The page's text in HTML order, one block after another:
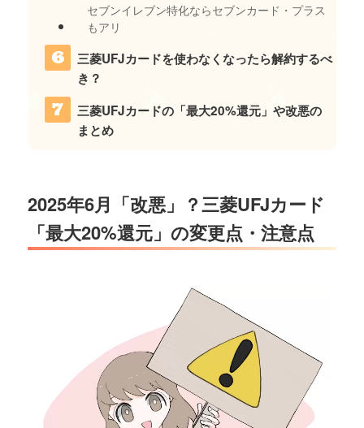
セブンイレブン特化ならセブンカード・プラス
もアリ
三菱UFJカードを使わなくなったら解約するべ
き？
三菱UFJカードの「最大20%還元」や改悪の
まとめ
2025年6月「改悪」？三菱UFJカード
「最大20%還元」の変更点・注意点